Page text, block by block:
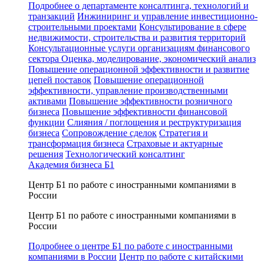
Подробнее о департаменте консалтинга, технологий и
транзакций Инжиниринг и управление инвестиционно-
строительными проектами Консультирование в сфере
недвижимости, строительства и развития территорий
Консультационные услуги организациям финансового
сектора Оценка, моделирование, экономический анализ
Повышение операционной эффективности и развитие
цепей поставок Повышение операционной
эффективности, управление производственными
активами Повышение эффективности розничного
бизнеса Повышение эффективности финансовой
функции Слияния / поглощения и реструктуризация
бизнеса Сопровождение сделок Стратегия и
трансформация бизнеса Страховые и актуарные
решения Технологический консалтинг
Академия бизнеса Б1
Центр Б1 по работе с иностранными компаниями в
России
Центр Б1 по работе с иностранными компаниями в
России
Подробнее о центре Б1 по работе с иностранными
компаниями в России Центр по работе с китайскими